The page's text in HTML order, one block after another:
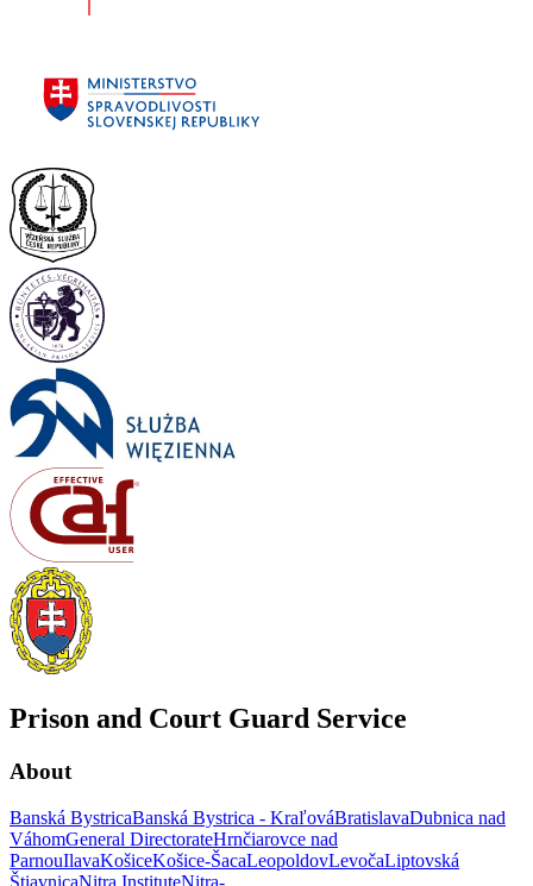
Prison and Court Guard Service
About
Banská BystricaBanská Bystrica - KraľováBratislavaDubnica nad
VáhomGeneral DirectorateHrnčiarovce nad
ParnouIlavaKošiceKošice-ŠacaLeopoldovLevočaLiptovská
ŠtiavnicaNitra InstituteNitra-